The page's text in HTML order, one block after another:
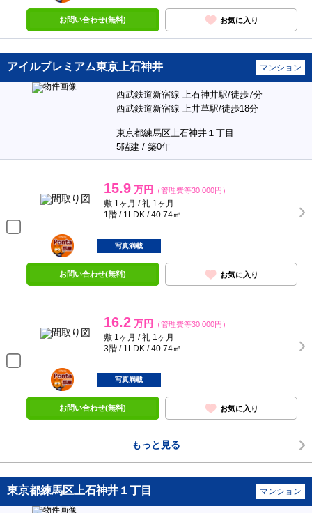
お問い合わせ(無料) お気に入り
アイルプレミアム東京上石神井 マンション
西武鉄道新宿線 上石神井駅/徒歩7分
西武鉄道新宿線 上井草駅/徒歩18分
東京都練馬区上石神井１丁目
5階建 / 築0年
15.9 万円 （管理費等30,000円）
敷 1ヶ月 / 礼 1ヶ月
1階 / 1LDK / 40.74㎡
ポンタ
部屋
写真満載
お問い合わせ(無料) お気に入り
16.2 万円 （管理費等30,000円）
敷 1ヶ月 / 礼 1ヶ月
3階 / 1LDK / 40.74㎡
ポンタ
部屋
写真満載
お問い合わせ(無料) お気に入り
もっと見る
東京都練馬区上石神井１丁目 マンション